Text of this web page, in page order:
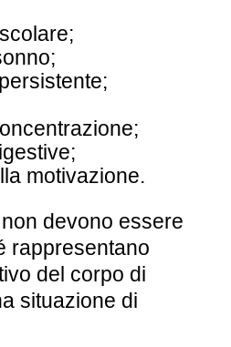
motivazione.
devono essere
rappresentano
del corpo di
situazione di